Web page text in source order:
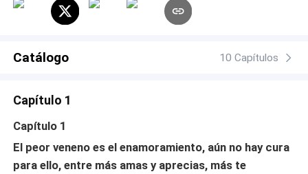
Catálogo 10 Capítulos
Capítulo 1
Capítulo 1
El peor veneno es el enamoramiento, aún no hay cura
para ello, entre más amas y aprecias, más te